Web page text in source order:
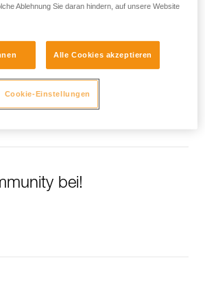
bleiben
bei!
Ablehnung Sie daran hindern, auf unsere Website
Alle Cookies akzeptieren
Cookie-Einstellungen